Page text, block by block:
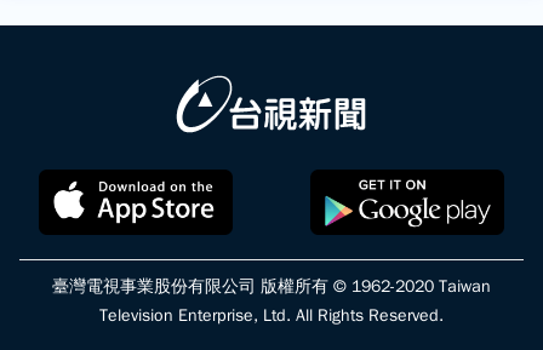
臺灣電視事業股份有限公司 版權所有 © 1962-2020 Taiwan
Television Enterprise, Ltd. All Rights Reserved.